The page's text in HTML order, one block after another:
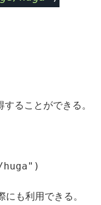
ることができる。
にも利用できる。